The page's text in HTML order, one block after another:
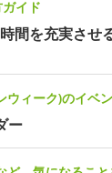
イド
間を充実させ
ウィーク)のイベ
ー